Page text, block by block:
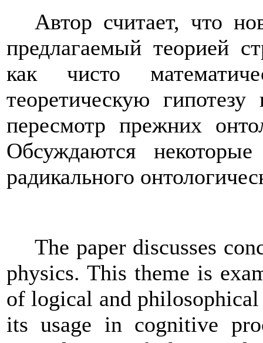
Автор считает, что
предлагаемый теорией
как чисто
теоретическую
пересмотр прежних
Обсуждаются
радикального
The paper discusses
physics. This theme is
of logical and
its usage in cognitive